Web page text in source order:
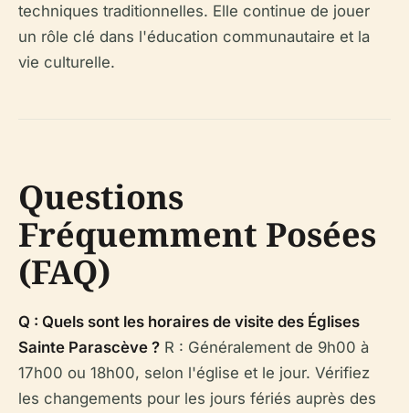
techniques traditionnelles. Elle continue de jouer
un rôle clé dans l'éducation communautaire et la
vie culturelle.
Questions
Fréquemment Posées
(FAQ)
Q : Quels sont les horaires de visite des Églises
Sainte Parascève ? R : Généralement de 9h00 à
17h00 ou 18h00, selon l'église et le jour. Vérifiez
les changements pour les jours fériés auprès des